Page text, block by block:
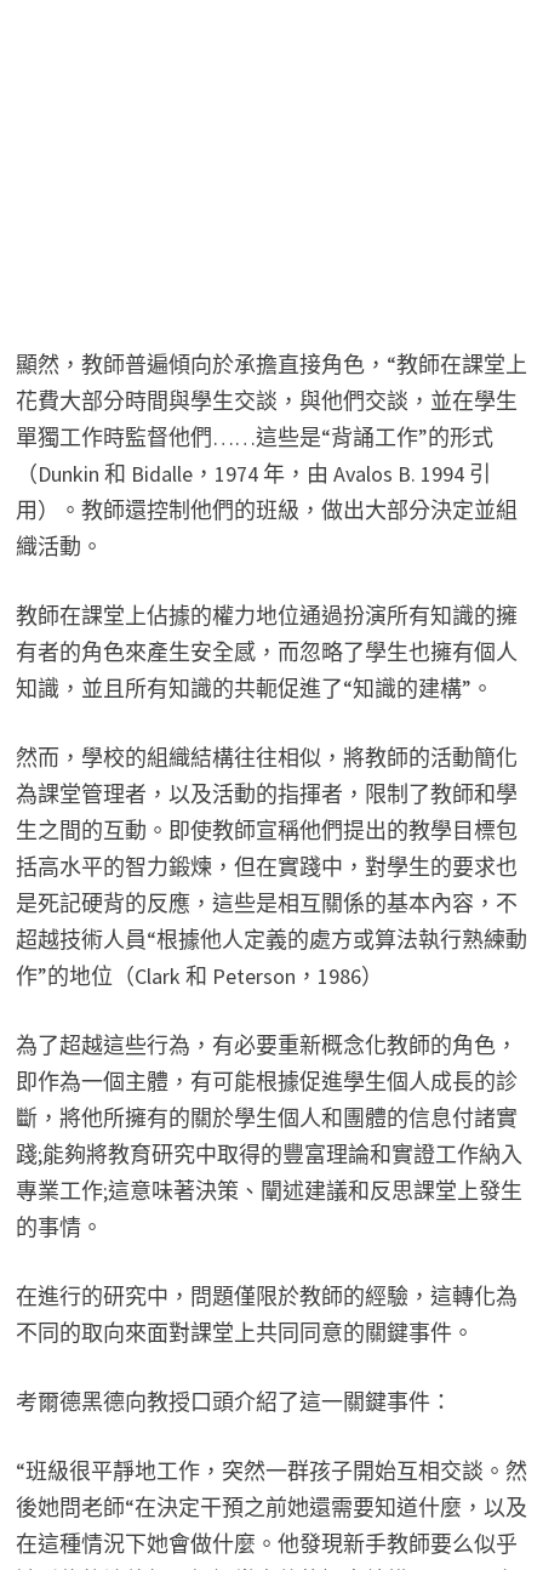
顯然，教師普遍傾向於承擔直接角色，“教師在課堂上
花費大部分時間與學生交談，與他們交談，並在學生
單獨工作時監督他們……這些是“背誦工作”的形式
（Dunkin 和 Bidalle，1974 年，由 Avalos B. 1994 引
用）。教師還控制他們的班級，做出大部分決定並組
織活動。
教師在課堂上佔據的權力地位通過扮演所有知識的擁
有者的角色來產生安全感，而忽略了學生也擁有個人
知識，並且所有知識的共軛促進了“知識的建構”。
然而，學校的組織結構往往相似，將教師的活動簡化
為課堂管理者，以及活動的指揮者，限制了教師和學
生之間的互動。即使教師宣稱他們提出的教學目標包
括高水平的智力鍛煉，但在實踐中，對學生的要求也
是死記硬背的反應，這些是相互關係的基本內容，不
超越技術人員“根據他人定義的處方或算法執行熟練動
作”的地位（Clark 和 Peterson，1986）
為了超越這些行為，有必要重新概念化教師的角色，
即作為一個主體，有可能根據促進學生個人成長的診
斷，將他所擁有的關於學生個人和團體的信息付諸實
踐;能夠將教育研究中取得的豐富理論和實證工作納入
專業工作;這意味著決策、闡述建議和反思課堂上發生
的事情。
在進行的研究中，問題僅限於教師的經驗，這轉化為
不同的取向來面對課堂上共同同意的關鍵事件。
考爾德黑德向教授口頭介紹了這一關鍵事件：
“班級很平靜地工作，突然一群孩子開始互相交談。然
後她問老師“在決定干預之前她還需要知道什麼，以及
在這種情況下她會做什麼。他發現新手教師要么似乎